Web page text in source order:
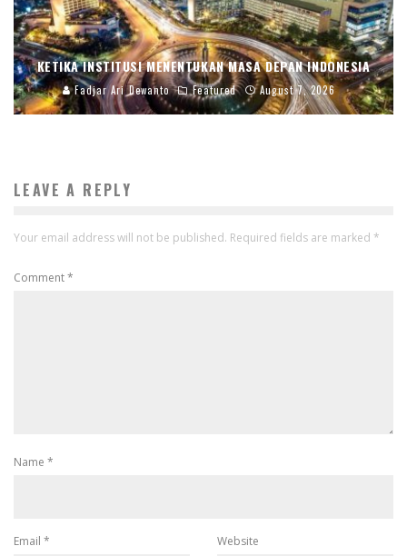
KETIKA INSTITUSI MENENTUKAN MASA DEPAN INDONESIA
Fadjar Ari Dewanto Featured August 7, 2026
LEAVE A REPLY
Your email address will not be published. Required fields are marked *
Comment*
Name *
Email * Website